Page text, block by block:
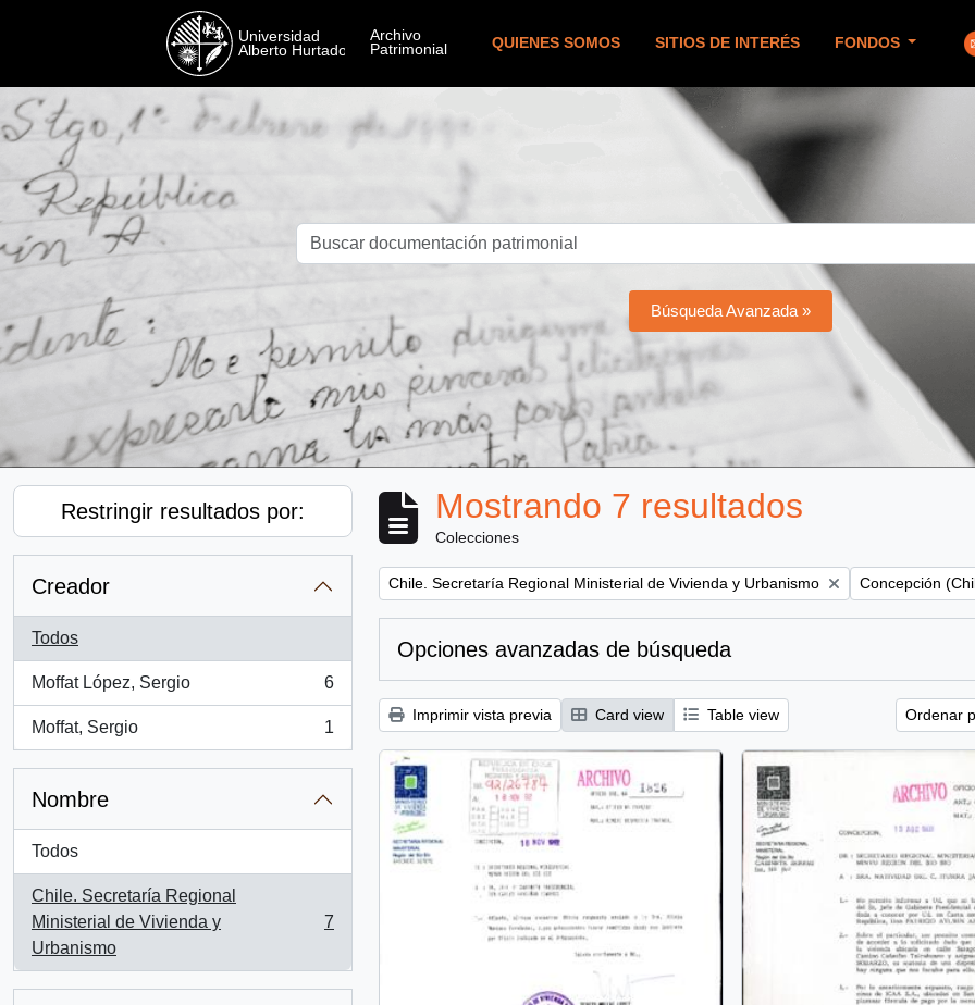
QUIENES SOMOS SITIOS DE INTERÉS FONDOS
Búsqueda Avanzada »
Restringir resultados por:
Creador
Todos
Moffat López, Sergio
, 6 resultados
6
Moffat, Sergio
, 1 resultados
1
Nombre
Todos
Chile. Secretaría Regional
Ministerial de Vivienda y
Urbanismo
, 7 resultados
7
Mostrando 7 resultados
Colecciones
Remove filter:
Chile. Secretaría Regional Ministerial de Vivienda y Urbanismo Remove filter:
Concepción
Opciones avanzadas de búsqueda
Imprimir vista previa Card view Table view Ordenar